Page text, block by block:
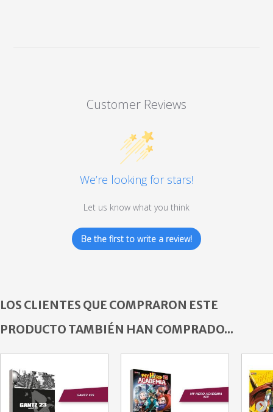
Customer Reviews
We’re looking for stars!
Let us know what you think
Be the first to write a review!
LOS CLIENTES QUE COMPRARON ESTE
PRODUCTO TAMBIÉN HAN COMPRADO...